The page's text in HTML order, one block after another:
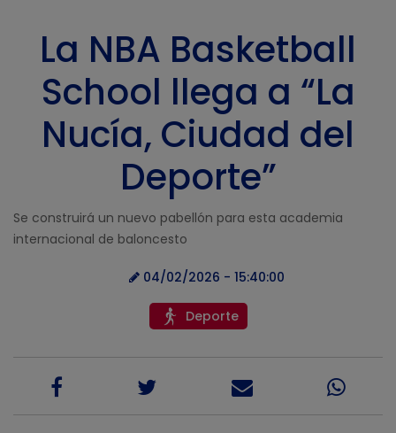
La NBA Basketball
School llega a “La
Nucía, Ciudad del
Deporte”
Se construirá un nuevo pabellón para esta academia
internacional de baloncesto
04/02/2026 - 15:40:00
Deporte